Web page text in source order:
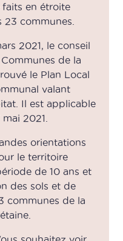
faits en étroite
communes.
2021, le conseil
de la
le Plan Local
valant
Il est applicable
2021.
orientations
le territoire
de 10 ans et
des sols et de
communes de la